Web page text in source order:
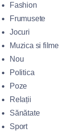
Fashion
Frumusete
Jocuri
Muzica si filme
Nou
Politica
Poze
Relații
Sănătate
Sport